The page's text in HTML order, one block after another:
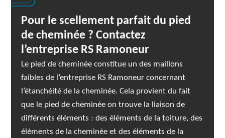
Pour le scellement parfait du pied
de cheminée ? Contactez
l’entreprise RS Ramoneur
Le pied de cheminée constitue un des maillons
faibles de l’entreprise RS Ramoneur concernant
l’étanchéité de la cheminée. Cela provient du fait
que le pied de cheminée on trouve la liaison de
différents éléments : des éléments de la toiture, des
éléments de la cheminée et des éléments de la